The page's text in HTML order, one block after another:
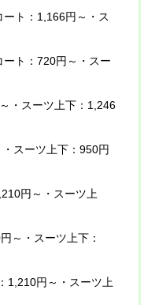
ート：1,166円～・ス
ート：720円～・スー
・スーツ上下：1,246
スーツ上下：950円
円～・スーツ上
～・スーツ上下：
1,210円～・スーツ上